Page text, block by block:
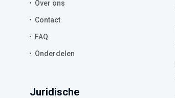
Over ons
Contact
FAQ
Onderdelen
Juridische